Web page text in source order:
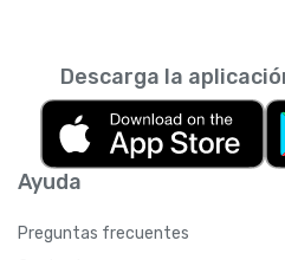
Ayuda
Preguntas frecuentes
Descarga la